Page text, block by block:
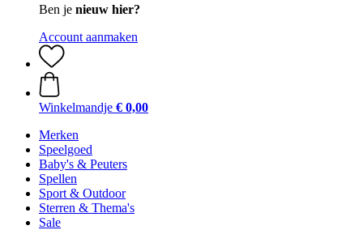
Ben je nieuw hier?
Account aanmaken
Winkelmandje € 0,00
Merken
Speelgoed
Baby's & Peuters
Spellen
Sport & Outdoor
Sterren & Thema's
Sale